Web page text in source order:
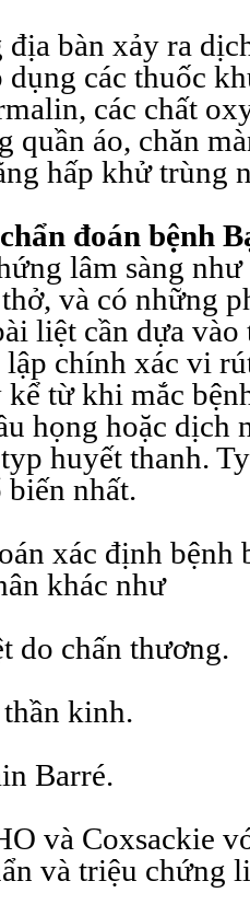
bàn xảy ra
các thuốc
các chất
quần áo, chăn
hấp khử trùng
đoán bệnh
lâm sàng
và có những
liệt cần dựa
lập chính xác vi
từ khi mắc
họng hoặc dịch
huyết thanh.
nhất.
xác định bệnh
khác như
do chấn thương.
kinh.
Barré.
và Coxsackie
và triệu chứng